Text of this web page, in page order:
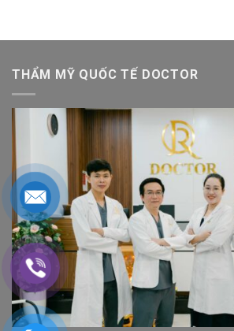
THẨM MỸ QUỐC TẾ DOCTOR